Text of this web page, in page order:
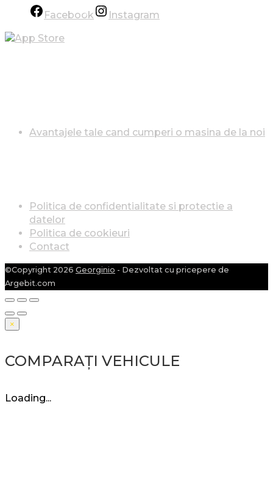
Facebook Instagram
Avantajele tale cand cumperi o masina de la noi
Politica de confidentialitate si protectie a
datelor
Politica de cookieuri
Contact
©Copyright 2026 Georginio - Dezvoltat cu pricepere de
Argebit.com
×
COMPARAȚI VEHICULE
Loading...